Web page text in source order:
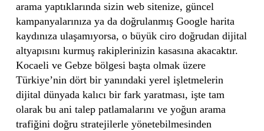
arama yaptıklarında sizin web sitenize, güncel
kampanyalarınıza ya da doğrulanmış Google harita
kaydınıza ulaşamıyorsa, o büyük ciro doğrudan dijital
altyapısını kurmuş rakiplerinizin kasasına akacaktır.
Kocaeli ve Gebze bölgesi başta olmak üzere
Türkiye’nin dört bir yanındaki yerel işletmelerin
dijital dünyada kalıcı bir fark yaratması, işte tam
olarak bu ani talep patlamalarını ve yoğun arama
trafiğini doğru stratejilerle yönetebilmesinden